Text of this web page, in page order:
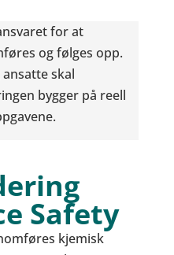
for at
og følges opp.
skal
bygger på reell
Safety
kjemisk